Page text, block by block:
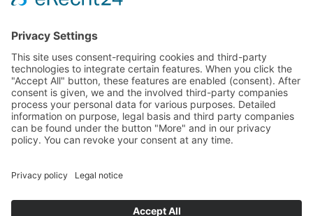
PREDAJŠKOLY
zelené vibrácie
Na ceste k budúcnosti,
ktorú sa oplatí žiť
© 2024 Europlac. Všetky práva vyhradené